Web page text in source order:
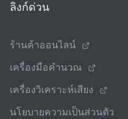
ลิงก์ด่วน
ร้านค้าออนไลน์
เครื่องมือคํานวณ
เครื่องวิเคราะห์เสียง
นโยบายความเป็นส่วนตัว